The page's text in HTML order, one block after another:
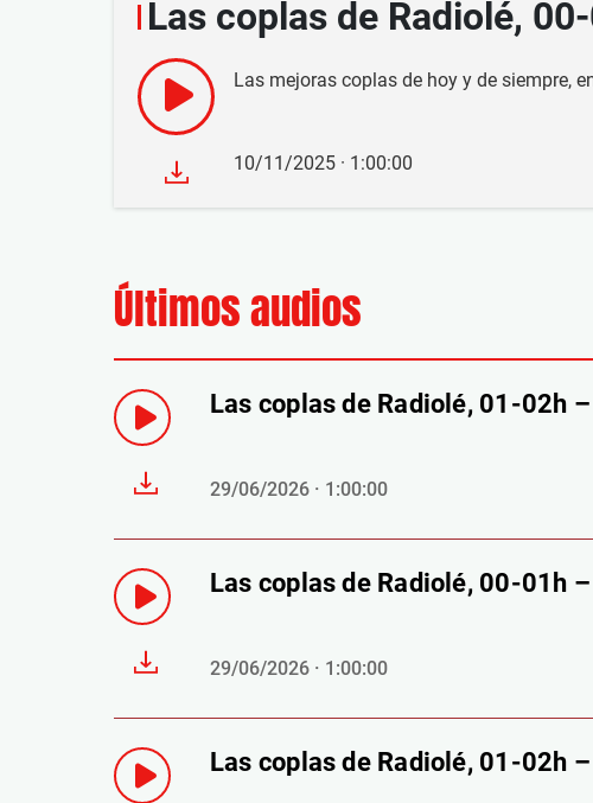
Las coplas de Radiolé,
Las mejoras coplas de hoy y de siempre,
10/11/2025 · 1:00:00
Últimos audios
Las coplas de Radiolé, 01-02h
29/06/2026 · 1:00:00
Las coplas de Radiolé, 00-01h
29/06/2026 · 1:00:00
Las coplas de Radiolé, 01-02h